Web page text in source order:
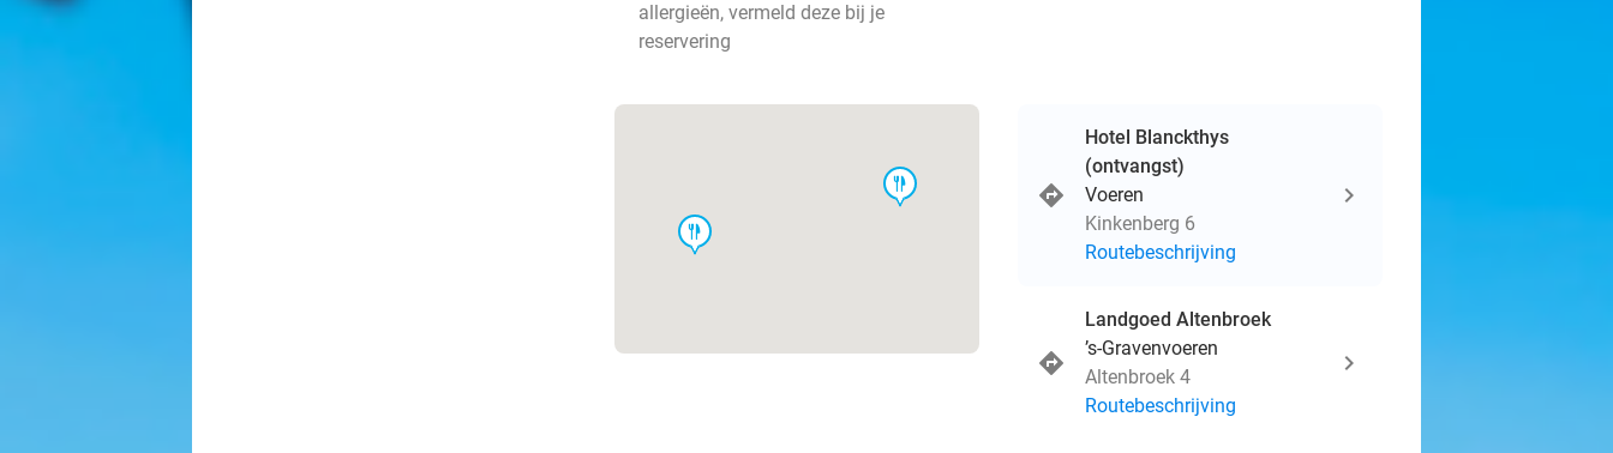
allergieën, vermeld deze bij je
reservering
food
food
Hotel Blanckthys
(ontvangst)
Voeren
Kinkenberg 6
Routebeschrijving
Landgoed Altenbroek
’s-Gravenvoeren
Altenbroek 4
Routebeschrijving